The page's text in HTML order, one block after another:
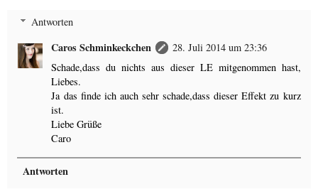
Antworten
Caros Schminkeckchen
28. Juli 2014 um 23:36
Schade,dass du nichts aus dieser LE mitgenommen hast,
Liebes.
Ja das finde ich auch sehr schade,dass dieser Effekt zu kurz
ist.
Liebe Grüße
Caro
Antworten